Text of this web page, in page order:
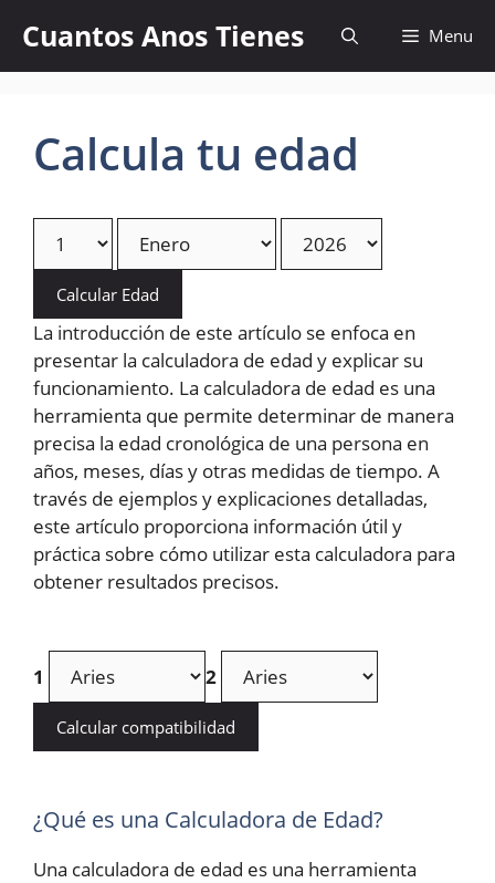
content
Cuantos Anos Tienes Menu
Calcula tu edad
Calcular Edad
La introducción de este artículo se enfoca en
presentar la calculadora de edad y explicar su
funcionamiento. La calculadora de edad es una
herramienta que permite determinar de manera
precisa la edad cronológica de una persona en
años, meses, días y otras medidas de tiempo. A
través de ejemplos y explicaciones detalladas,
este artículo proporciona información útil y
práctica sobre cómo utilizar esta calculadora para
obtener resultados precisos.
1 2
Calcular compatibilidad
¿Qué es una Calculadora de Edad?
Una calculadora de edad es una herramienta